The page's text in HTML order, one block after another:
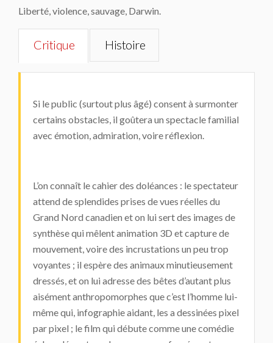
Liberté, violence, sauvage, Darwin.
Critique Histoire
Si le public (surtout plus âgé) consent à surmonter
certains obstacles, il goûtera un spectacle familial
avec émotion, admiration, voire réflexion.
L’on connaît le cahier des doléances : le spectateur
attend de splendides prises de vues réelles du
Grand Nord canadien et on lui sert des images de
synthèse qui mêlent animation 3D et capture de
mouvement, voire des incrustations un peu trop
voyantes ; il espère des animaux minutieusement
dressés, et on lui adresse des bêtes d’autant plus
aisément anthropomorphes que c’est l’homme lui-
même qui, infographie aidant, les a dessinées pixel
par pixel ; le film qui débute comme une comédie